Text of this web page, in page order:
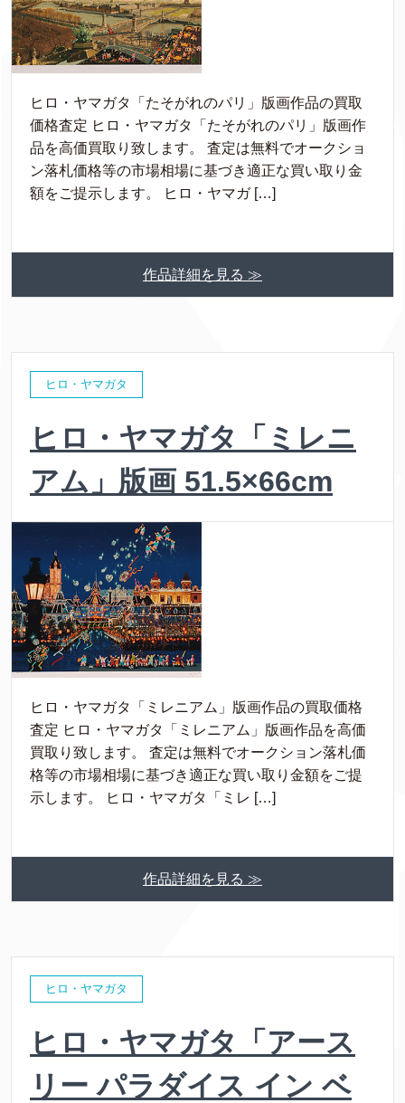
ヒロ・ヤマガタ「たそがれのパリ」版画作品の買取
価格査定 ヒロ・ヤマガタ「たそがれのパリ」版画作
品を高価買取り致します。 査定は無料でオークショ
ン落札価格等の市場相場に基づき適正な買い取り金
額をご提示します。 ヒロ・ヤマガ […]
作品詳細を見る ≫
ヒロ・ヤマガタ
ヒロ・ヤマガタ「ミレニ
アム」版画 51.5×66cm
ヒロ・ヤマガタ「ミレニアム」版画作品の買取価格
査定 ヒロ・ヤマガタ「ミレニアム」版画作品を高価
買取り致します。 査定は無料でオークション落札価
格等の市場相場に基づき適正な買い取り金額をご提
示します。 ヒロ・ヤマガタ「ミレ […]
作品詳細を見る ≫
ヒロ・ヤマガタ
ヒロ・ヤマガタ「アース
リー パラダイス イン ベ